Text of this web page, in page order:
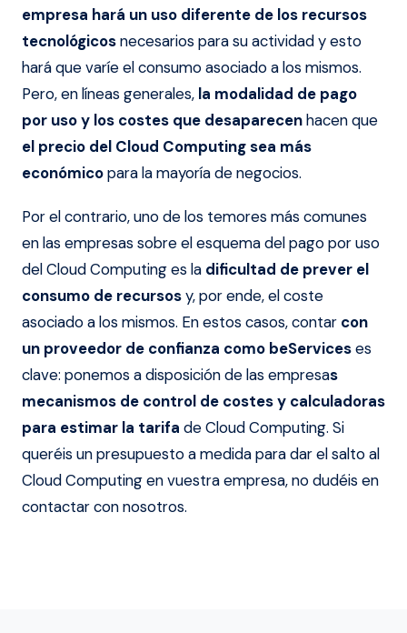
empresa hará un uso diferente de los recursos
tecnológicosnecesarios para su actividad y esto
hará que varíe el consumo asociado a los mismos.
Pero, en líneas generales, la modalidad de pago
por uso y los costes que desaparecenhacen que
el precio del Cloud Computing sea más
económicopara la mayoría de negocios.
Por el contrario, uno de los temores más comunes
en las empresas sobre el esquema del pago por uso
del Cloud Computing es la dificultad de prever el
consumo de recursosy, por ende, el coste
asociado a los mismos. En estos casos, contar con
un proveedor de confianza como beServiceses
clave: ponemos a disposición de las empresas
mecanismos de control de costes y calculadoras
para estimar la tarifa de Cloud Computing. Si
queréis un presupuesto a medida para dar el salto al
Cloud Computing en vuestra empresa, no dudéis en
contactar con nosotros.